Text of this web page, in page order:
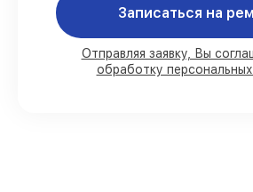
80%работ в присутствии
90%комплектующих для
имеются в наличии или
Записаться на
Отправляя заявку, Вы
обработку